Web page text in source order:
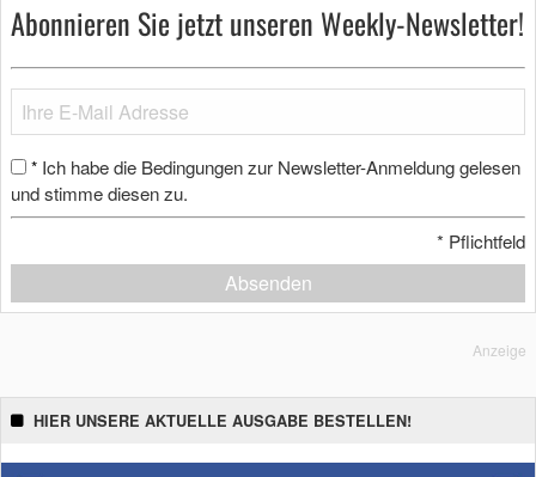
Abonnieren Sie jetzt unseren Weekly-Newsletter!
* Ich habe die Bedingungen zur Newsletter-Anmeldung gelesen
und stimme diesen zu.
* Pflichtfeld
Absenden
Anzeige
HIER UNSERE AKTUELLE AUSGABE BESTELLEN!